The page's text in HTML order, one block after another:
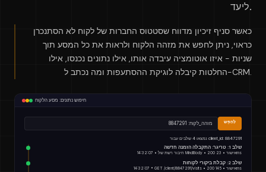
ליעד.
כאשר סניף זיכיון מדווח שסטטוס החברות של לקוח לא הסתנכרן
כראוי, ניתן לחפש את מזהה הלקוח ולראות את כל המסע תוך
שניות - איזו אוטומציה עיבדה אותו, אילו נתונים נכנסו, אילו
החלטות קיבלה לוגיקת ההסתעפות ומה נכתב ל-CRM.
חיפוש נתונים: מסע הלקוח
מזהה_לקוח: 8847291 לְחַפֵּשׂ
נמצאו 4 שלבים עבור client_id: 8847291
שלב 1: טריגר: התקבלה הזמנה חדשה
14:32:07 • חיבור רשת של MindBody • 200 אישור • 23ms
שלב 2: קבלת ביקורי לקוחות
14:32:07 • GET /client/8847291/visits • 200 אישור • 145ms